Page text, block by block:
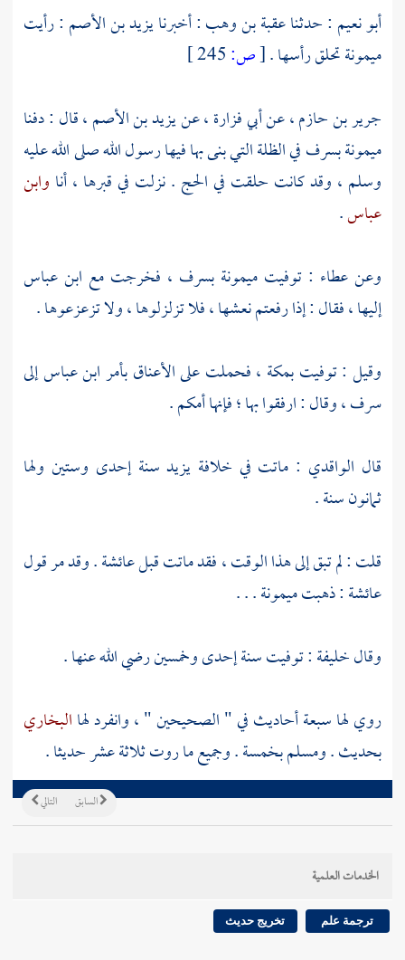
أبو نعيم : حدثنا عقبة بن وهب : أخبرنايزيد بن الأصم : رأيت
ميمونةتحلق رأسها .[ص:
جرير بن حازم، عنأبي فزارة ،عنيزيد بن الأصم، قال : دفنا
ميمونةبسرففي الظلة التي بنى بها فيها رسول الله صلى الله عليه
وسلم ، وقد كانت حلقت في الحج . نزلت في قبرها ، أنا وابن
عباس.
وعنعطاء : توفيتميمونة بسرف ، فخرجت مع ابن عباس
إليها ، فقال : إذا رفعتم نعشها ، فلا تزلزلوها ، ولا تزعزعوها .
وقيل : توفيتبمكة ، فحملت على الأعناق بأمرابن عباسإلى
سرف، وقال : ارفقوا بها ؛ فإنها أمكم .
قال الواقدي : ماتت في خلافة يزيد سنة إحدى وستين ولها
ثمانون سنة .
قلت : لم تبق إلى هذا الوقت ، فقد ماتت قبلعائشة. وقد مر قول
عائشة: ذهبتميمونة. . .
وقالخليفة: توفيت سنة إحدى وخمسين رضي الله عنها .
روي لها سبعة أحاديث في " الصحيحين " ، وانفرد لهاالبخاري
بحديث .ومسلمبخمسة . وجميع ما روت ثلاثة عشر حديثا .
التالي السابق
الخدمات العلمية
ترجمة علم تخريج حديث